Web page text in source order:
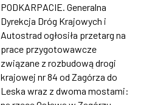
zostanie
wyremontowany
PODKARPACIE. Generalna
Dyrekcja Dróg Krajowych i
Autostrad ogłosiła przetarg na
prace przygotowawcze
związane z rozbudową drogi
krajowej nr 84 od Zagórza do
Leska wraz z dwoma mostami: